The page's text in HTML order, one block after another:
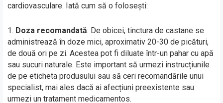
cardiovasculare. Iată cum să o folosești:
Doza recomandată: De obicei, tinctura de castane se
administrează în doze mici, aproximativ 20-30 de picături,
de două ori pe zi. Acestea pot fi diluate într-un pahar cu apă
sau sucuri naturale. Este important să urmezi instrucțiunile
de pe eticheta produsului sau să ceri recomandările unui
specialist, mai ales dacă ai afecțiuni preexistente sau
urmezi un tratament medicamentos.